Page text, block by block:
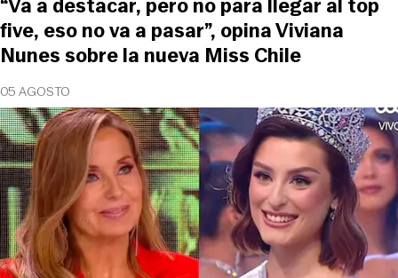
05 AGOSTO
“Va a destacar, pero no para llegar al top
five, eso no va a pasar”, opina Viviana
Nunes sobre la nueva Miss Chile